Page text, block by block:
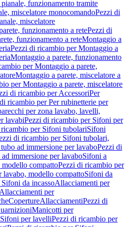
funzionamento tramite
miscelatore monocomandoPezzi di
miscelatore
funzionamento a retePezzi di
funzionamento a reteMontaggio a
Pezzi di ricambio per Montaggio a
Montaggio a parete, funzionamento
per Montaggio a parete,
Montaggio a parete, miscelatore a
per Montaggio a parete, miscelatore
di ricambio per AccessoriPer
ricambio per Per rubinetterie per
per zona lavabo, lavelli,
lavabiPezzi di ricambio per Sifoni per
per Sifoni tubolariSifoni
di ricambio per Sifoni tubolari,
ad immersione per lavaboPezzi di
immersione per lavaboSifoni a
modello compattoPezzi di ricambio per
lavabo, modello compattoSifoni da
da incassoAllacciamenti per
per
CopertureAllacciamentiPezzi di
Manicotti per
Sifoni per lavelliPezzi di ricambio per